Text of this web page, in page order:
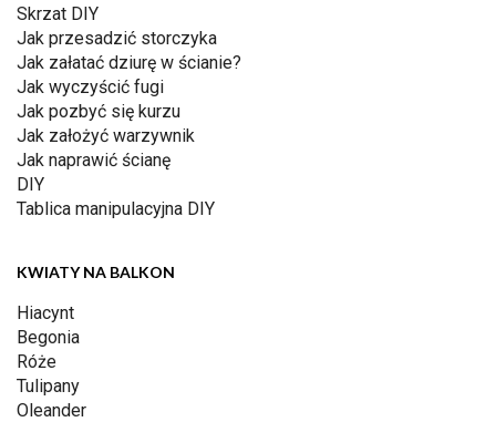
Skrzat DIY
Jak przesadzić storczyka
Jak załatać dziurę w ścianie?
Jak wyczyścić fugi
Jak pozbyć się kurzu
Jak założyć warzywnik
Jak naprawić ścianę
DIY
Tablica manipulacyjna DIY
KWIATY NA BALKON
Hiacynt
Begonia
Róże
Tulipany
Oleander